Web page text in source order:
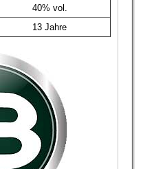
40% vol.
13 Jahre